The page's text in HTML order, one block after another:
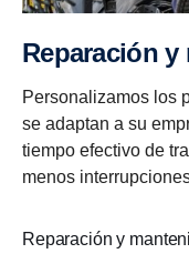
Reparación
Personalizamos los
se adaptan a su
tiempo efectivo de
menos
Reparación y